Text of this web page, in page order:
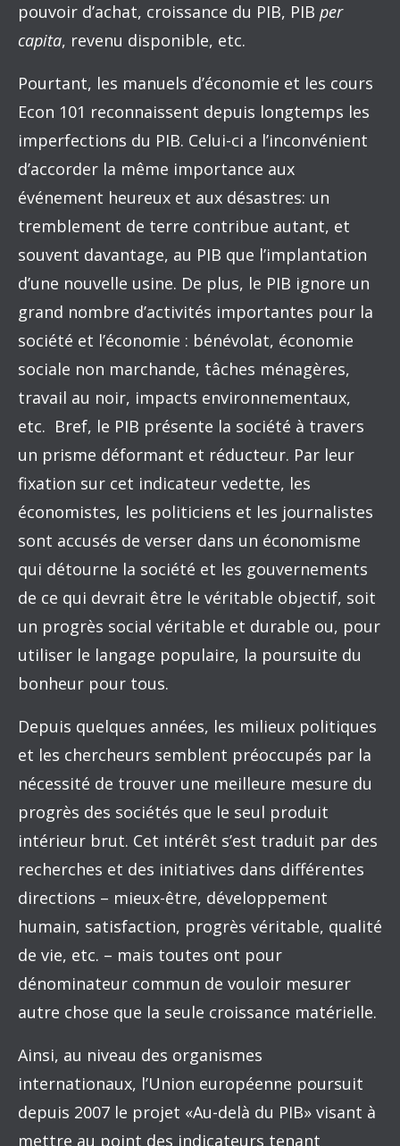
pouvoir d’achat, croissance du PIB, PIB per
capita, revenu disponible, etc.
Pourtant, les manuels d’économie et les cours
Econ 101 reconnaissent depuis longtemps les
imperfections du PIB. Celui-ci a l’inconvénient
d’accorder la même importance aux
événement heureux et aux désastres: un
tremblement de terre contribue autant, et
souvent davantage, au PIB que l’implantation
d’une nouvelle usine. De plus, le PIB ignore un
grand nombre d’activités importantes pour la
société et l’économie : bénévolat, économie
sociale non marchande, tâches ménagères,
travail au noir, impacts environnementaux,
etc. Bref, le PIB présente la société à travers
un prisme déformant et réducteur. Par leur
fixation sur cet indicateur vedette, les
économistes, les politiciens et les journalistes
sont accusés de verser dans un économisme
qui détourne la société et les gouvernements
de ce qui devrait être le véritable objectif, soit
un progrès social véritable et durable ou, pour
utiliser le langage populaire, la poursuite du
bonheur pour tous.
Depuis quelques années, les milieux politiques
et les chercheurs semblent préoccupés par la
nécessité de trouver une meilleure mesure du
progrès des sociétés que le seul produit
intérieur brut. Cet intérêt s’est traduit par des
recherches et des initiatives dans différentes
directions – mieux-être, développement
humain, satisfaction, progrès véritable, qualité
de vie, etc. – mais toutes ont pour
dénominateur commun de vouloir mesurer
autre chose que la seule croissance matérielle.
Ainsi, au niveau des organismes
internationaux, l’Union européenne poursuit
depuis 2007 le projet «Au-delà du PIB» visant à
mettre au point des indicateurs tenant